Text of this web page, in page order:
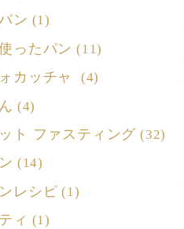
ン (1)
ったパン (11)
カッチャ (4)
(4)
ト ファスティング (32)
(14)
レシピ (1)
ィ (1)